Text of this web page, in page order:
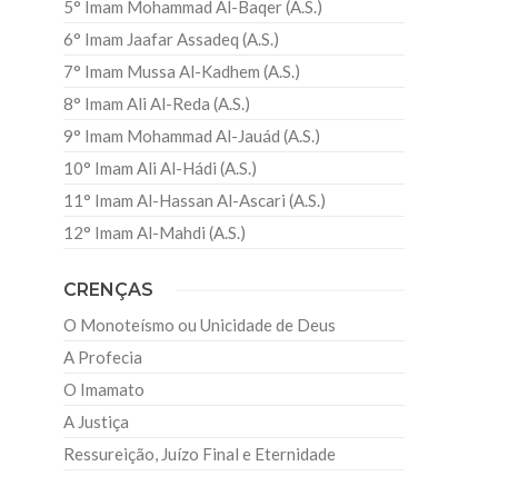
5° Imam Mohammad Al-Baqer (A.S.)
6° Imam Jaafar Assadeq (A.S.)
7° Imam Mussa Al-Kadhem (A.S.)
8° Imam Ali Al-Reda (A.S.)
9° Imam Mohammad Al-Jauád (A.S.)
10° Imam Ali Al-Hádi (A.S.)
11° Imam Al-Hassan Al-Ascari (A.S.)
12° Imam Al-Mahdi (A.S.)
CRENÇAS
O Monoteísmo ou Unicidade de Deus
A Profecia
O Imamato
A Justiça
Ressureição, Juízo Final e Eternidade